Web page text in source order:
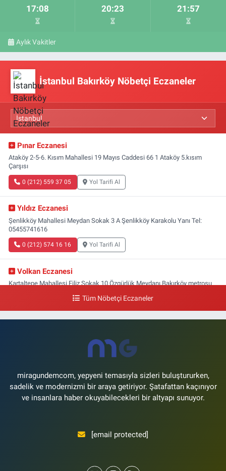
17:08 20:23 21:57
Aylık Vakitler
İstanbul Bakırköy Nöbetçi Eczaneler
Pınar Eczanesi
Ataköy 2-5-6. Kısım Mahallesi 19 Mayıs Caddesi 66 1 Ataköy 5.kısım
Çarşısı
0 (212) 559 37 05 Yol Tarifi Al
Yıldız Eczanesi
Şenlikköy Mahallesi Meydan Sokak 3 A Şenlikköy Karakolu Yanı Tel:
05455741616
0 (212) 574 16 16 Yol Tarifi Al
Volkan Eczanesi
Kartaltepe Mahallesi Filiz Sokak 10 Özgürlük Meydanı,Bakırköy metrosu
Yeşilköy Mahallesi Doğruyol Sokak 7 A Dürümcü Baba'nın Bir Alt
0 (212) 663 11 97
Tüm Nöbetçi Eczaneler
miragundemcom, yepyeni temasıyla sizleri buluştururken,
sadelik ve modernizmi bir araya getiriyor. Şatafattan kaçınıyor
ve insanlara haber okuyabilecekleri bir altyapı sunuyor.
[email protected]